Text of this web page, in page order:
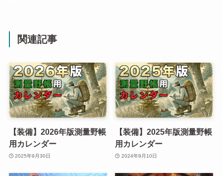
関連記事
【装備】2026年版測量野帳
用カレンダー
2025年9月30日
【装備】2025年版測量野帳
用カレンダー
2024年9月10日